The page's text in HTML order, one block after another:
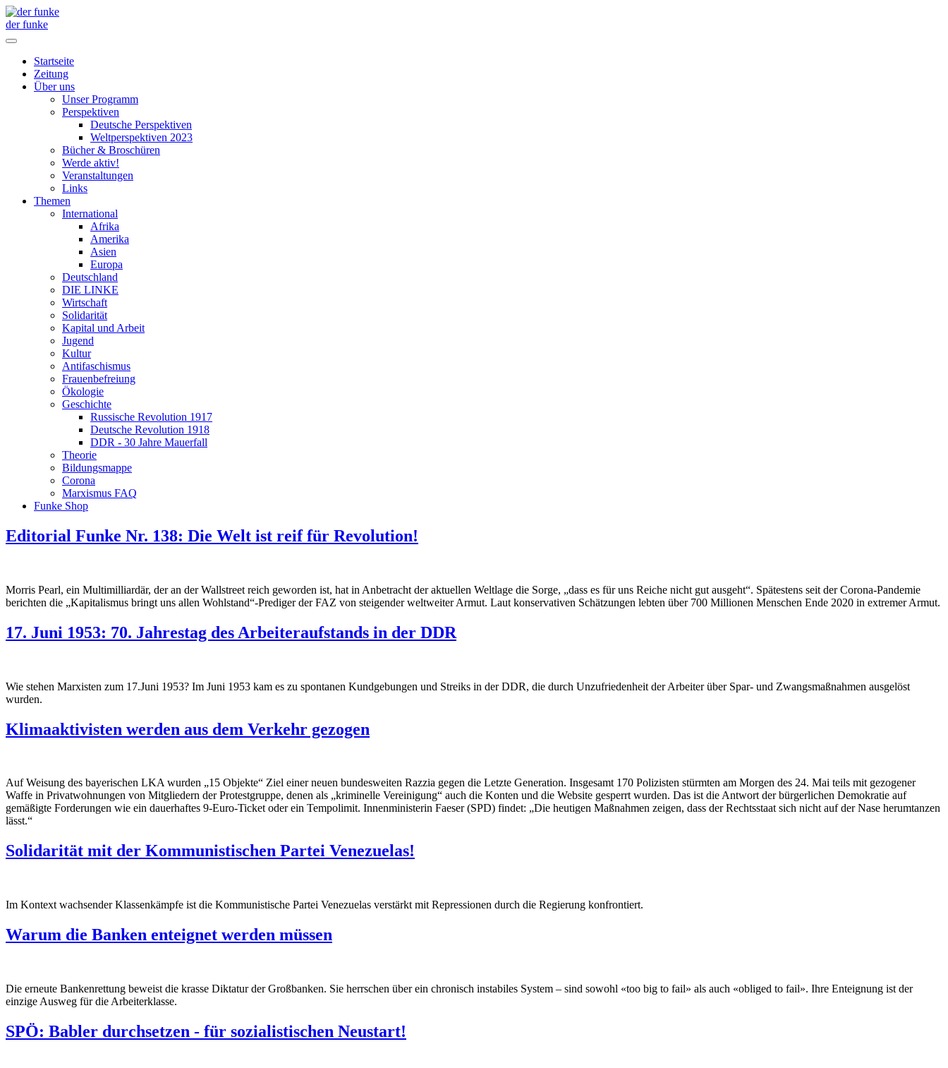
der funke
Startseite
Zeitung
Über uns
Unser Programm
Perspektiven
Deutsche Perspektiven
Weltperspektiven 2023
Bücher & Broschüren
Werde aktiv!
Veranstaltungen
Links
Themen
International
Afrika
Amerika
Asien
Europa
Deutschland
DIE LINKE
Wirtschaft
Solidarität
Kapital und Arbeit
Jugend
Kultur
Antifaschismus
Frauenbefreiung
Ökologie
Geschichte
Russische Revolution 1917
Deutsche Revolution 1918
DDR - 30 Jahre Mauerfall
Theorie
Bildungsmappe
Corona
Marxismus FAQ
Funke Shop
Editorial Funke Nr. 138: Die Welt ist reif für Revolution!
Morris Pearl, ein Multimilliardär, der an der Wallstreet reich geworden ist, hat in Anbetracht der aktuellen Weltlage die Sorge, „dass es für uns Reiche nicht gut ausgeht“. Spätestens seit der Corona-Pandemie
berichten die „Kapitalismus bringt uns allen Wohlstand“-Prediger der FAZ von steigender weltweiter Armut. Laut konservativen Schätzungen lebten über 700 Millionen Menschen Ende 2020 in extremer Armut.
17. Juni 1953: 70. Jahrestag des Arbeiteraufstands in der DDR
Wie stehen Marxisten zum 17.Juni 1953? Im Juni 1953 kam es zu spontanen Kundgebungen und Streiks in der DDR, die durch Unzufriedenheit der Arbeiter über Spar- und Zwangsmaßnahmen ausgelöst
wurden.
Klimaaktivisten werden aus dem Verkehr gezogen
Auf Weisung des bayerischen LKA wurden „15 Objekte“ Ziel einer neuen bundesweiten Razzia gegen die Letzte Generation. Insgesamt 170 Polizisten stürmten am Morgen des 24. Mai teils mit gezogener
Waffe in Privatwohnungen von Mitgliedern der Protestgruppe, denen als „kriminelle Vereinigung“ auch die Konten und die Website gesperrt wurden. Das ist die Antwort der bürgerlichen Demokratie auf
gemäßigte Forderungen wie ein dauerhaftes 9-Euro-Ticket oder ein Tempolimit. Innenministerin Faeser (SPD) findet: „Die heutigen Maßnahmen zeigen, dass der Rechtsstaat sich nicht auf der Nase herumtanzen
lässt.“
Solidarität mit der Kommunistischen Partei Venezuelas!
Im Kontext wachsender Klassenkämpfe ist die Kommunistische Partei Venezuelas verstärkt mit Repressionen durch die Regierung konfrontiert.
Warum die Banken enteignet werden müssen
Die erneute Bankenrettung beweist die krasse Diktatur der Großbanken. Sie herrschen über ein chronisch instabiles System – sind sowohl «too big to fail» als auch «obliged to fail». Ihre Enteignung ist der
einzige Ausweg für die Arbeiterklasse.
SPÖ: Babler durchsetzen - für sozialistischen Neustart!